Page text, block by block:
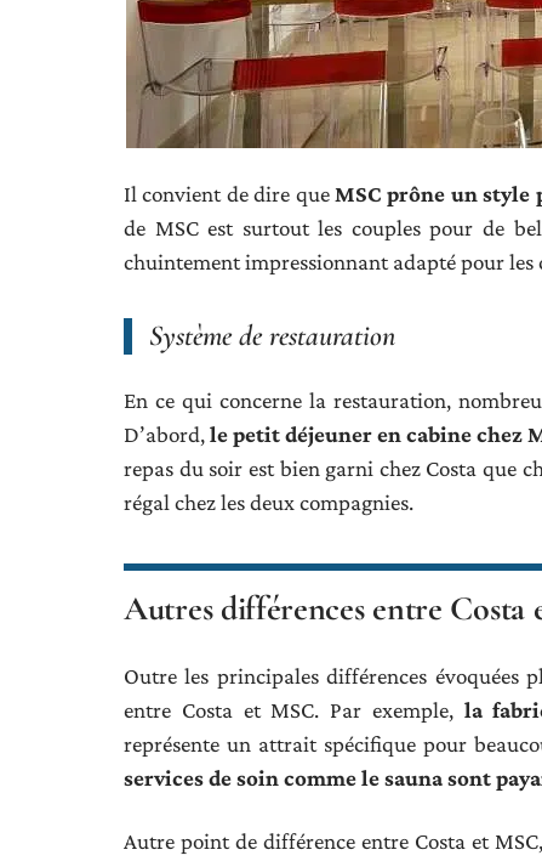
Il convient de dire queMSC prône un style
de MSC est surtout les couples pour de
chuintement impressionnant adapté pour les
Système de restauration
En ce qui concerne la restauration,
D’abord,le petit déjeuner en cabine chez
repas du soir est bien garni chez Costa que
régal chez les deux compagnies.
Autres différences entre Costa
Outre les principales différences
entre Costa et MSC. Par exemple, la
représente un attrait spécifique pour
services de soin comme le sauna sont
Autre point de différence entre Costa et